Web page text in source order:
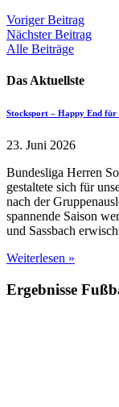
Voriger Beitrag
Nächster Beitrag
Alle Beiträge
Das Aktuellste
Stocksport – Happy End für
23. Juni 2026
Bundesliga Herren
gestaltete sich für
nach der
spannende Saison
und Sassbach
Weiterlesen »
Ergebnisse